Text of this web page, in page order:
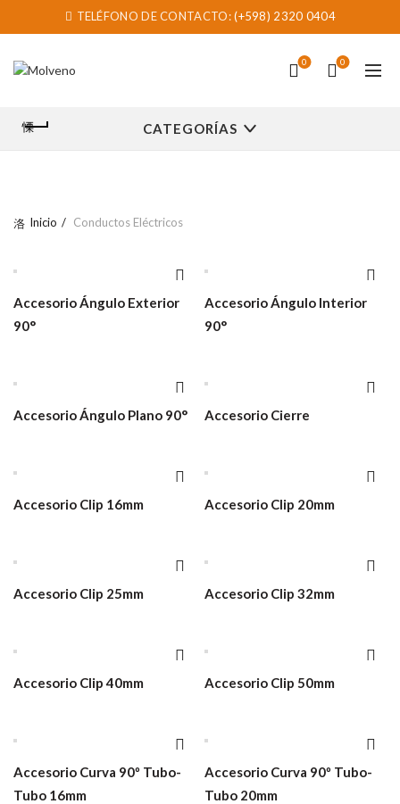
TELÉFONO DE CONTACTO:(+598) 2320 0404
0 0
CATEGORÍAS
Inicio Conductos Eléctricos
Accesorio Ángulo Exterior
90°
Accesorio Ángulo Interior
90°
Accesorio Ángulo Plano 90° Accesorio Cierre
Accesorio Clip 16mm Accesorio Clip 20mm
Accesorio Clip 25mm Accesorio Clip 32mm
Accesorio Clip 40mm Accesorio Clip 50mm
Accesorio Curva 90º Tubo-
Tubo 16mm
Accesorio Curva 90º Tubo-
Tubo 20mm